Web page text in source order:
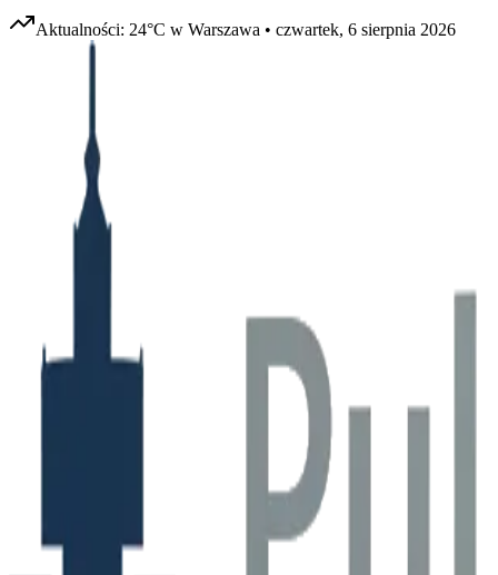
Aktualności: 24°C w Warszawa • czwartek, 6 sierpnia 2026